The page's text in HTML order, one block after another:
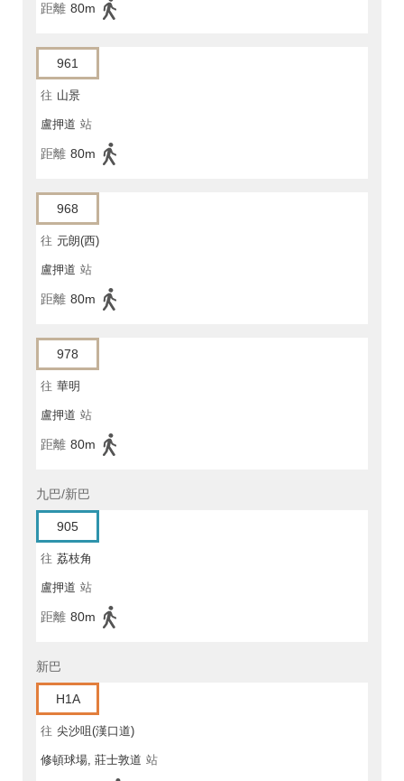
距離 80m
961
往 山景
盧押道 站
距離 80m
968
往 元朗(西)
盧押道 站
距離 80m
978
往 華明
盧押道 站
距離 80m
九巴/新巴
905
往 荔枝角
盧押道 站
距離 80m
新巴
H1A
往 尖沙咀(漢口道)
修頓球場, 莊士敦道 站